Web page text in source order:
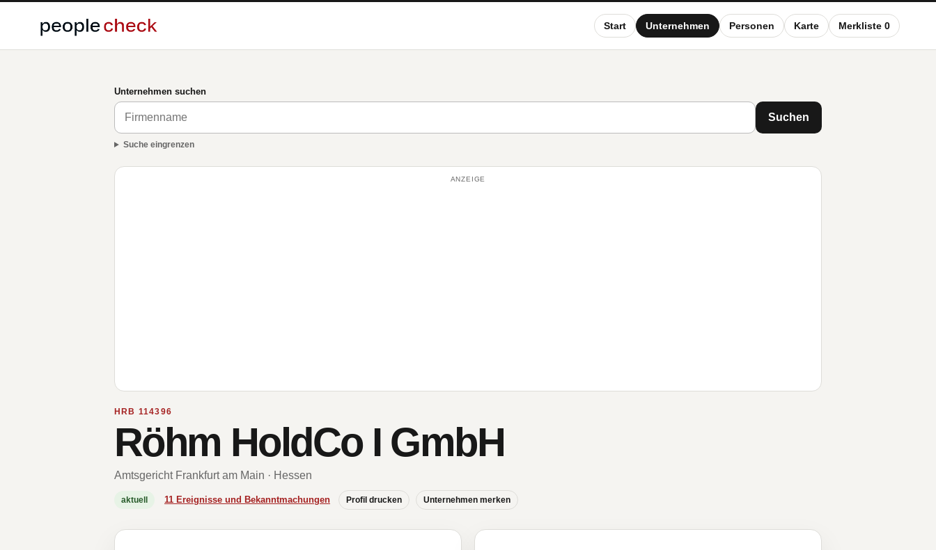
Start Unternehmen Personen Karte Merkliste 0
Unternehmen suchen
Suchen
Suche eingrenzen
ANZEIGE
HRB 114396
Röhm HoldCo I GmbH
Amtsgericht Frankfurt am Main · Hessen
aktuell 11 Ereignisse und Bekanntmachungen Profil drucken Unternehmen merken